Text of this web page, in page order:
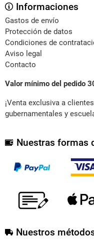
Informaciones
Gastos de envío
Protección de datos
Condiciones de
Aviso legal
Contacto
Valor mínimo del pedido
¡Venta exclusiva a
gubernamentales y
Nuestras formas
Nuestros